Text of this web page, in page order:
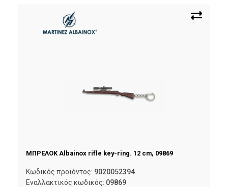
ΜΠΡΕΛΟΚ Albainox rifle key-ring. 12 cm, 09869
Κωδικός προϊόντος: 9020052394
Εναλλακτικός κωδικός: 09869